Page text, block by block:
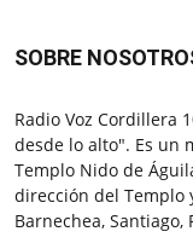
SOBRE
Radio Voz Cordillera
desde lo alto". Es un
Templo Nido de
dirección del Templo
Barnechea, Santiago,